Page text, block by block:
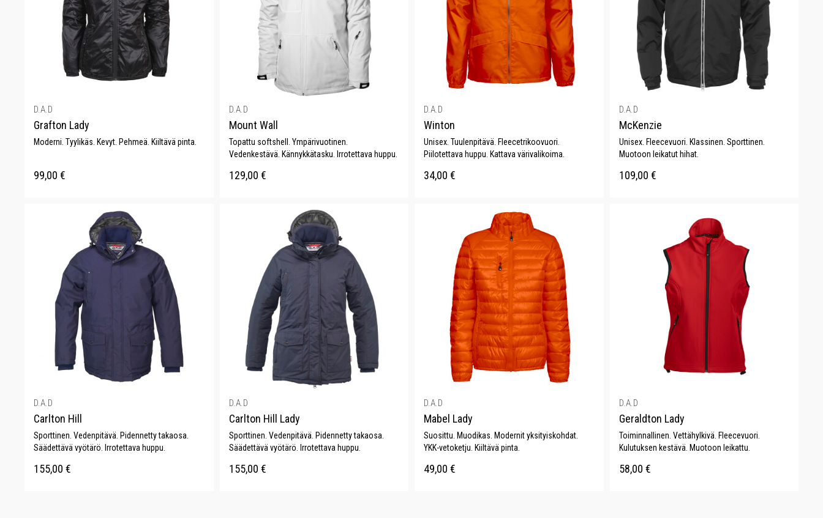
D.A.D
Grafton Lady
Moderni. Tyylikäs. Kevyt. Pehmeä. Kiiltävä pinta.
99,00 €
D.A.D
Mount Wall
Topattu softshell. Ympärivuotinen.
Vedenkestävä. Kännykkätasku. Irrotettava huppu.
129,00 €
D.A.D
Winton
Unisex. Tuulenpitävä. Fleecetrikoovuori.
Piilotettava huppu. Kattava värivalikoima.
34,00 €
D.A.D
McKenzie
Unisex. Fleecevuori. Klassinen. Sporttinen.
Muotoon leikatut hihat.
109,00 €
D.A.D
Carlton Hill
Sporttinen. Vedenpitävä. Pidennetty takaosa.
Säädettävä vyötärö. Irrotettava huppu.
155,00 €
D.A.D
Carlton Hill Lady
Sporttinen. Vedenpitävä. Pidennetty takaosa.
Säädettävä vyötärö. Irrotettava huppu.
155,00 €
D.A.D
Mabel Lady
Suosittu. Muodikas. Modernit yksityiskohdat.
YKK-vetoketju. Kiiltävä pinta.
49,00 €
D.A.D
Geraldton Lady
Toiminnallinen. Vettähylkivä. Fleecevuori.
Kulutuksen kestävä. Muotoon leikattu.
58,00 €